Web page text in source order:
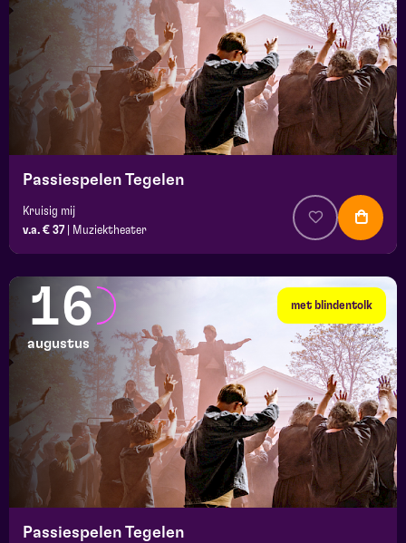
Passiespelen Tegelen
Kruisig mij
v.a. € 37
Muziektheater
met blindentolk
16
augustus
Passiespelen Tegelen